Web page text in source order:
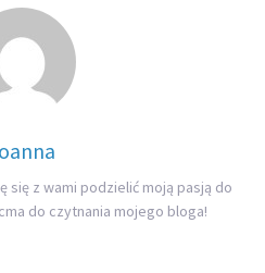
się z wami podzielić moją pasją do
do czytnania mojego bloga!